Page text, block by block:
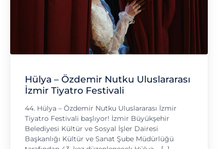
Hülya – Özdemir Nutku Uluslararası
İzmir Tiyatro Festivali
44. Hülya – Özdemir Nutku Uluslararası İzmir
Tiyatro Festivali başlıyor! İzmir Büyükşehir
Belediyesi Kültür ve Sosyal İşler Dairesi
Başkanlığı Kültür ve Sanat Şube Müdürlüğü